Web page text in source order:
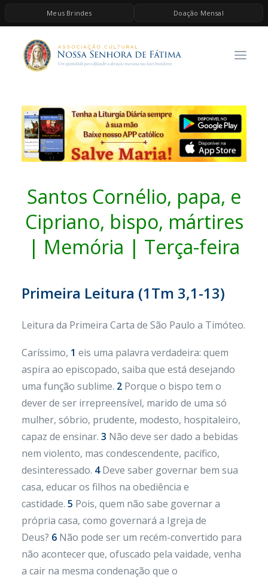
Meus Brindes Doação Mensal
HOME
A ASSOCIAÇÃO
ESPIRITUALIDADE
AS MELHORES MÚSICAS CATÓLICAS
BRINDES
Santos Cornélio, papa, e
Cipriano, bispo, mártires
| Memória | Terça-feira
Primeira Leitura (1Tm 3,1-13)
Leitura da Primeira Carta de São Paulo a Timóteo.
Caríssimo, 1 eis uma palavra verdadeira: quem
aspira ao episcopado, saiba que está desejando
uma função sublime. 2 Porque o bispo tem o
dever de ser irrepreensível, marido de uma só
mulher, sóbrio, prudente, modesto, hospitaleiro,
capaz de ensinar. 3 Não deve ser dado a bebidas
nem violento, mas condescendente, pacífico,
desinteressado. 4Deve saber governar bem sua
casa, educar os filhos na obediência e
castidade. 5 Pois, quem não sabe governar a
própria casa, como governará a Igreja de
Deus? 6 Não pode ser um recém-convertido para
não acontecer que, ofuscado pela vaidade, venha
a cair na mesma condenação que o